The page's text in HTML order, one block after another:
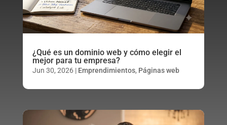
¿Qué es un dominio web y cómo elegir el
mejor para tu empresa?
Jun 30, 2026| Emprendimientos, Páginas web